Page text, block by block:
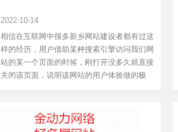
2022-10-14
相信在互联网中很多新乡网站建设者都有过这
样的经历，用户借助某种搜索引擎访问我们网
站的某一个页面的时候，刚打开没多久就直接
关闭该页面，说明该网站的用户体验做的极
针，不能防止一些影响运营效果因素出现的
话，那么必然不会取得很好...